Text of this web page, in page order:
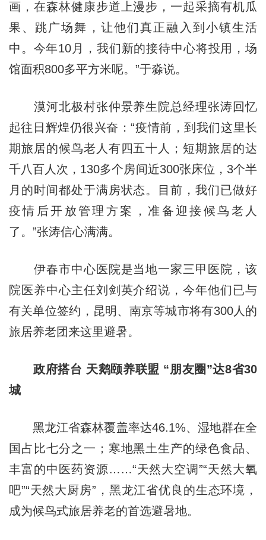
画，在森林健康步道上漫步，一起采摘有机瓜
果、跳广场舞，让他们真正融入到小镇生活
中。今年10月，我们新的接待中心将投用，场
馆面积800多平方米呢。”于淼说。
漠河北极村张仲景养生院总经理张涛回忆
起往日辉煌仍很兴奋：“疫情前，到我们这里长
期旅居的候鸟老人有四五十人；短期旅居的达
千八百人次，130多个房间近300张床位，3个半
月的时间都处于满房状态。目前，我们已做好
疫情后开放管理方案，准备迎接候鸟老人
了。”张涛信心满满。
伊春市中心医院是当地一家三甲医院，该
院医养中心主任刘剑英介绍说，今年他们已与
有关单位签约，昆明、南京等城市将有300人的
旅居养老团来这里避暑。
政府搭台 天鹅颐养联盟 “朋友圈”达8省30
城
黑龙江省森林覆盖率达46.1%、湿地群在全
国占比七分之一；寒地黑土生产的绿色食品、
丰富的中医药资源……“天然大空调”“天然大氧
吧”“天然大厨房”，黑龙江省优良的生态环境，
成为候鸟式旅居养老的首选避暑地。